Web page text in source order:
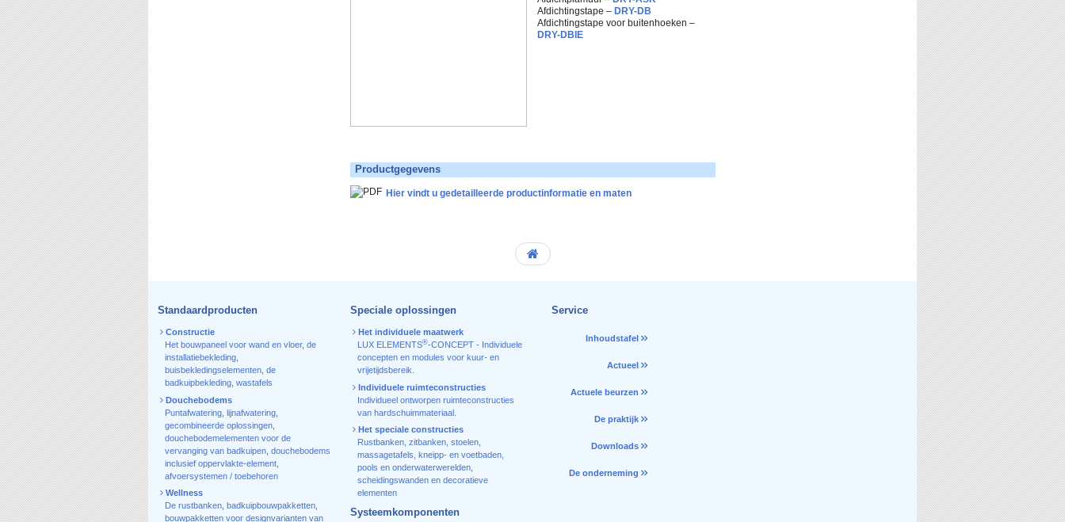
Afdichtingstape – DRY-DB
Afdichtingstape voor buitenhoeken –
DRY-DBIE
Productgegevens
Hier vindt u gedetailleerde productinformatie en maten
Standaardproducten
Constructie
Het bouwpaneel voor wand en vloer, de
installatiebekleding
buisbekledingselementen de
badkuipbekleding wastafels
Douchebodems
Puntafwatering lijnafwatering
gecombineerde oplossingen
douchebodemelementen voor de
vervanging van badkuipen douchebodems
inclusief oppervlakte-element
afvoersystemen / toebehoren
Wellness
De rustbanken badkuipbouwpakketten
bouwpakketten voor designvarianten van
Speciale oplossingen
Het individuele maatwerk
LUX ELEMENTS®-CONCEPT - Individuele
concepten en modules voor kuur- en
vrijetijdsbereik.
Individuele ruimteconstructies
Individueel ontworpen ruimteconstructies
van hardschuimmateriaal.
Het speciale constructies
Rustbanken, zitbanken, stoelen,
massagetafels, kneipp- en voetbaden,
pools en onderwaterwerelden,
scheidingswanden en decoratieve
elementen
Systeemkomponenten
Service
Inhoudstafel
Actueel
Actuele beurzen
De praktijk
Downloads
De onderneming